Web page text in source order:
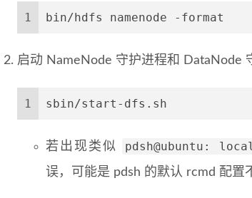
1 bin/hdfs namenode -format
启动 NameNode 守护进程和 DataNode
1 sbin/start-dfs.sh
若出现类似 pdsh@ubuntu:
误，可能是 pdsh 的默认 rcmd 配置